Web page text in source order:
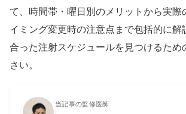
て、時間帯・曜日別のメリットから実際
イミング変更時の注意点まで包括的に解
合った注射スケジュールを見つけるため
さい。
当記事の監修医師